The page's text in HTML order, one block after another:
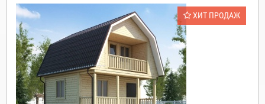
ХИТ ПРОДАЖ